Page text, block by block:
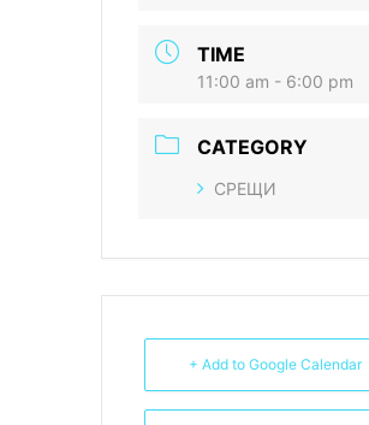
TIME
11:00 am - 6:00 pm
CATEGORY
СРЕЩИ
+ Add to Google Calendar